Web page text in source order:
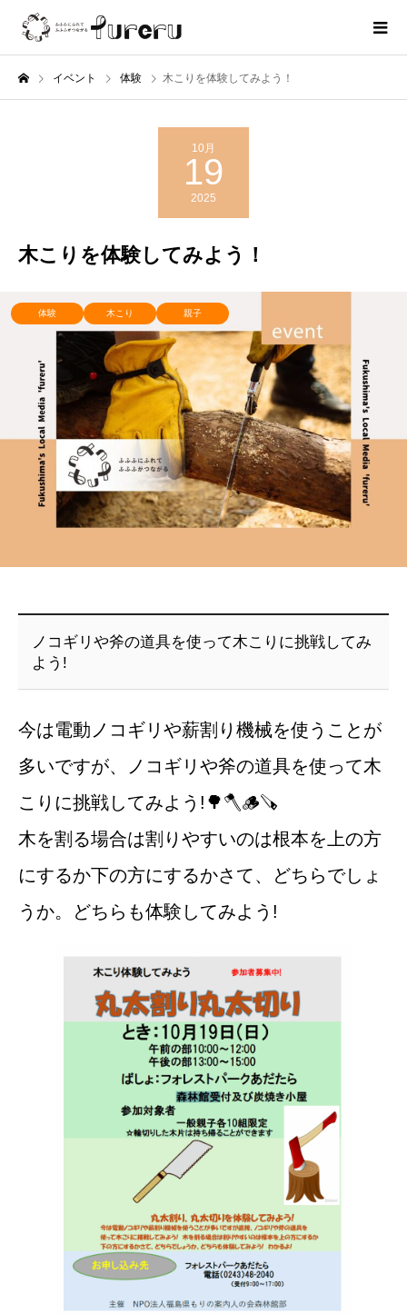
イベント 体験 木こりを体験してみよう！
10月
19
2025
木こりを体験してみよう！
体験 木こり 親子
ノコギリや斧の道具を使って木こりに挑戦してみ
よう!
今は電動ノコギリや薪割り機械を使うことが
多いですが、ノコギリや斧の道具を使って木
こりに挑戦してみよう!🌳🪓🪵🪚
木を割る場合は割りやすいのは根本を上の方
にするか下の方にするかさて、どちらでしょ
うか。どちらも体験してみよう!